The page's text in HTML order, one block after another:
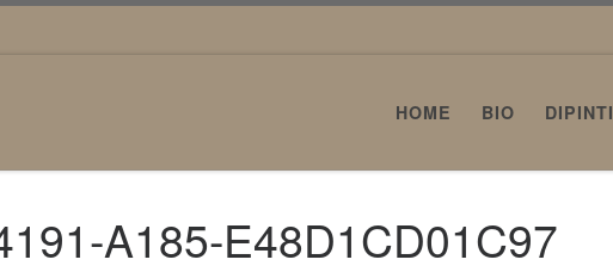
HOME BIO DIPINTI
A185-E48D1CD01C97